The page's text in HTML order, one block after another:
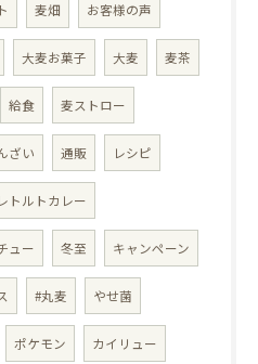
麦畑 お客様の声
大麦お菓子 大麦 麦茶
給食 麦ストロー
ざい 通販 レシピ
レトルトカレー
ュー 冬至 キャンペーン
#丸麦 やせ菌
ポケモン カイリュー